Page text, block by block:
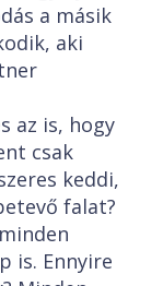
a másik
aki
az is, hogy
csak
keddi,
falat?
is. Ennyire